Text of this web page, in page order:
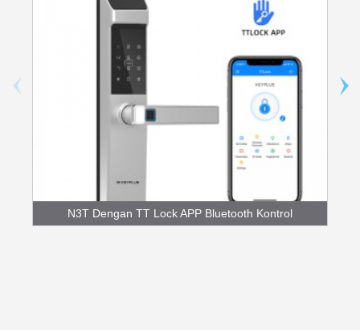
N3T Dengan TT Lock APP Bluetooth Kontrol